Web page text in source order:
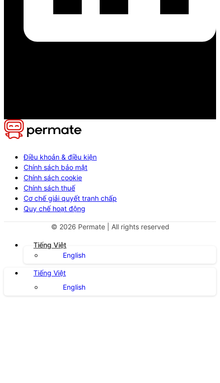
Điều khoản & điều kiện
Chính sách bảo mật
Chính sách cookie
Chính sách thuế
Cơ chế giải quyết tranh chấp
Quy chế hoạt động
© 2026 Permate | All rights reserved
Tiếng Việt
English
Tiếng Việt
English